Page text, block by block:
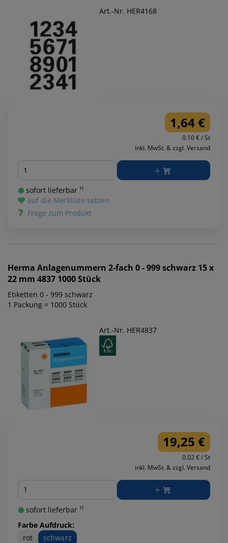
Art.-Nr. HER4168
1,64 €
0.10 € / St
inkl. MwSt. & zzgl. Versand
Menge
sofort lieferbar ¹⁾
auf die Merkliste setzen
Frage zum Produkt
Herma Anlagenummern 2-fach 0 - 999 schwarz 15 x
22 mm 4837 1000 Stück
Etiketten 0 - 999 schwarz
1 Packung = 1000 Stück
Art.-Nr. HER4837
19,25 €
0.02 € / St
inkl. MwSt. & zzgl. Versand
Menge
sofort lieferbar ¹⁾
Farbe Aufdruck:
rot
schwarz